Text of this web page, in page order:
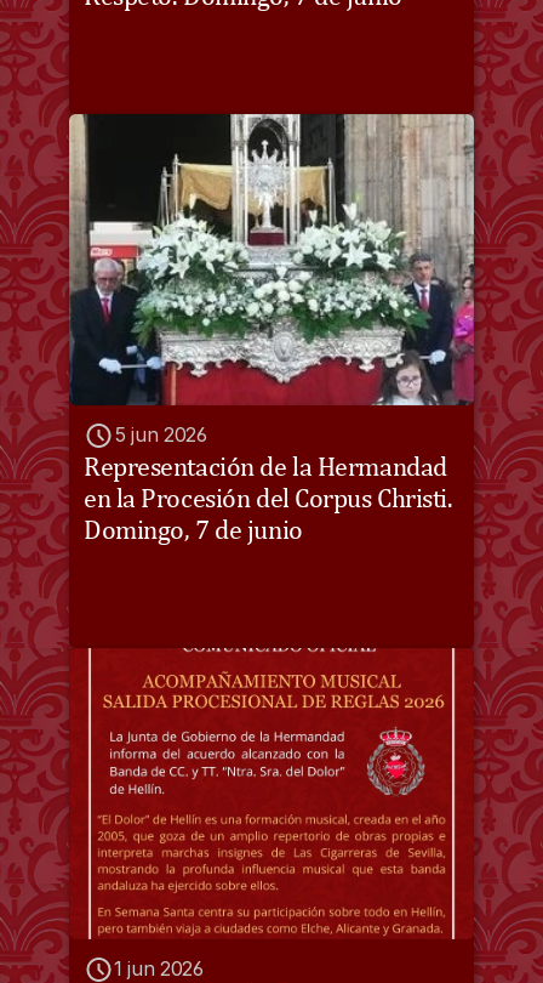
5 jun 2026
Representación de la Hermandad
en la Procesión del Corpus Christi.
Domingo, 7 de junio
1 jun 2026